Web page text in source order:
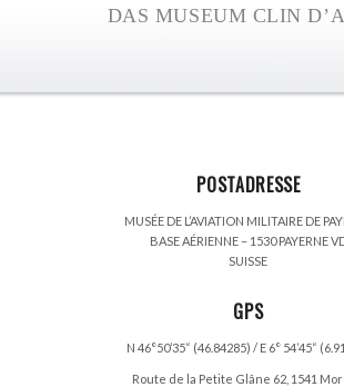
DAS MUSEUM CLIN
POSTADRESSE
MUSÉE DE L’AVIATION MILITAIRE DE
BASE AÉRIENNE – 1530 PAYERNE
SUISSE
GPS
N 46°50’35“ (46.84285) / E 6° 54’45“
Route de la Petite Glâne 62, 1541